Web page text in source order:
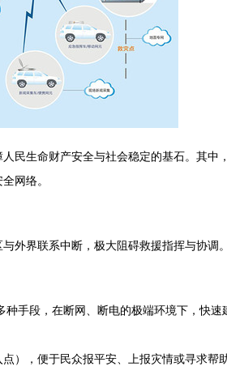
民生命财产安全与社会稳定的基石。其中，
网络。
外界联系中断，极大阻碍救援指挥与协调
手段，在断网、断电的极端环境下，快
），便于民众报平安、上报灾情或寻求